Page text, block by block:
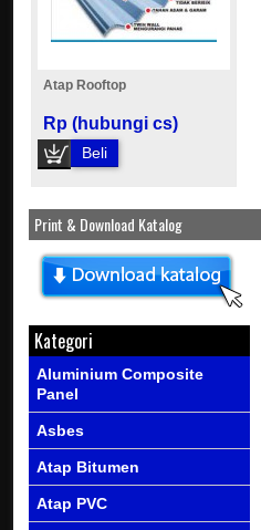
Atap Rooftop
Rp (hubungi cs)
Beli
Print & Download Katalog
Kategori
Aluminium Composite
Panel
Asbes
Atap Bitumen
Atap PVC